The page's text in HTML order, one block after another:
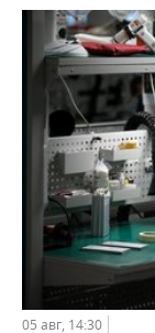
05 авг, 14:30